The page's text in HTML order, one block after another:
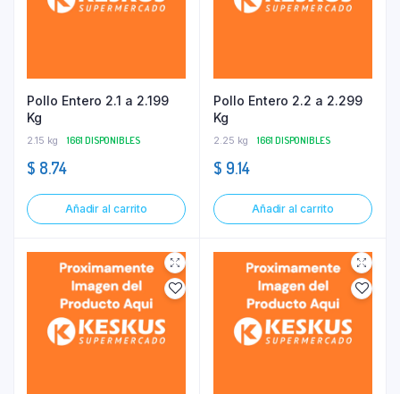
Pollo Entero 2.1 a 2.199
Kg
2.15 kg 1661 DISPONIBLES
$ 8.74
Añadir al carrito
Pollo Entero 2.2 a 2.299
Kg
2.25 kg 1661 DISPONIBLES
$ 9.14
Añadir al carrito